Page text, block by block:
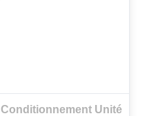
Conditionnement Unité